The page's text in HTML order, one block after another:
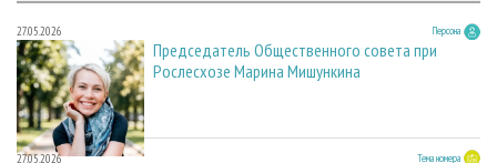
27.05.2026 Персона
Председатель Общественного совета при
Рослесхозе Марина Мишункина
27.05.2026 Тема номера